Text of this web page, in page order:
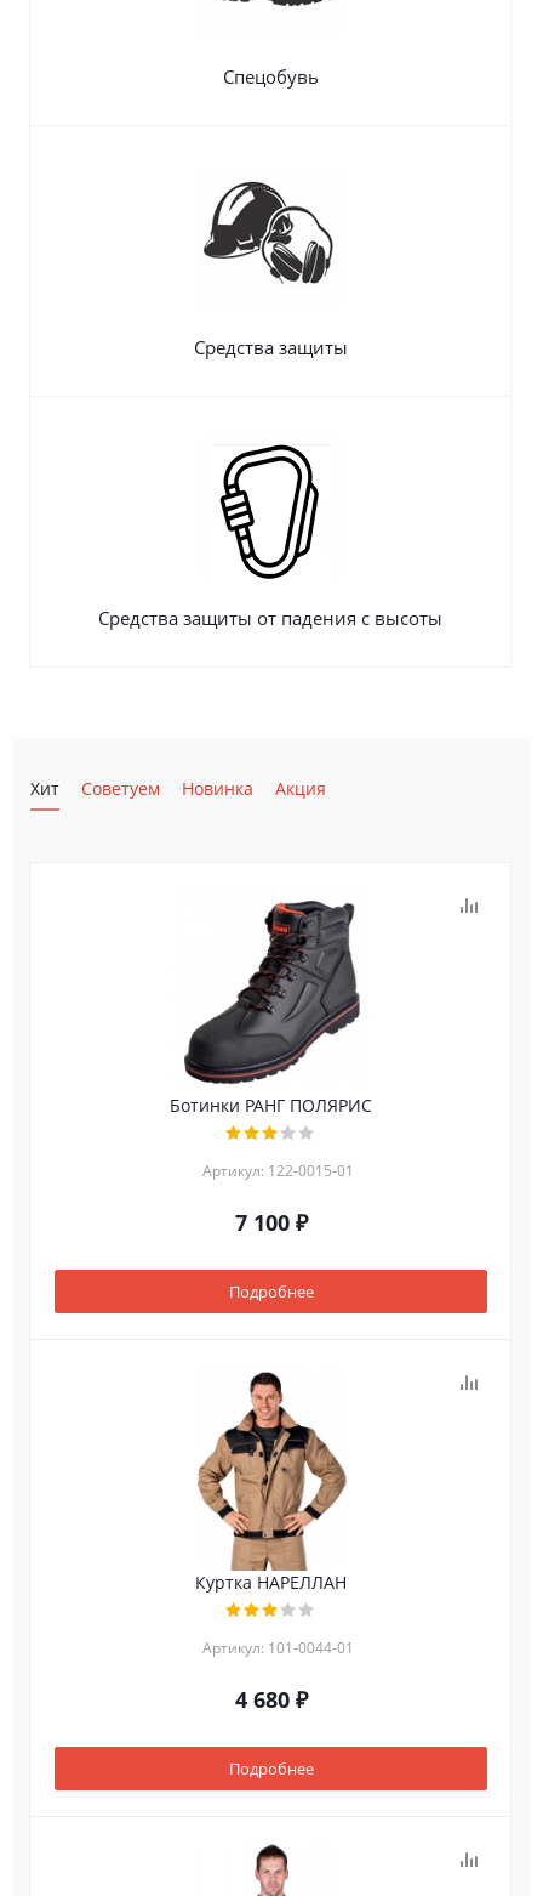
Спецобувь
Средства защиты
Средства защиты от падения с высоты
Хит Советуем Новинка Акция
Ботинки РАНГ ПОЛЯРИС
Артикул: 122-0015-01
7 100 ₽
Подробнее
Куртка НАРЕЛЛАН
Артикул: 101-0044-01
4 680 ₽
Подробнее